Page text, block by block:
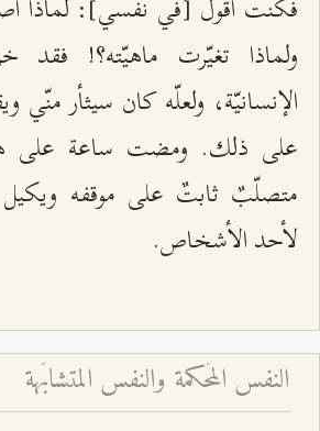
ولماذا تغيّرت ماهيّته؟! فقد
الإنسانيّة، ولعلّه كان سيثأر
على ذلك. ومضت ساعة على
متصلّبٌ ثابتٌ على موقفه ويكيل
لأحد الأشخاص.
النفس المُحكمة والنفس المتشابَهة